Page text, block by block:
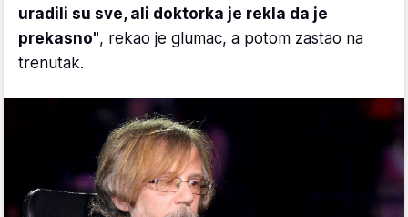
uradili su sve, ali doktorka je rekla da je
prekasno", rekao je glumac, a potom zastao na
trenutak.